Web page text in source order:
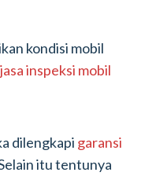
kondisi mobil
jasa inspeksi mobil
dilengkapi garansi
itu tentunya